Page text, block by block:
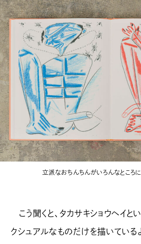
立派なおちんちんがいろんなところに
こう聞くと、タカサキショウヘイと
クシュアルなものだけを描いている